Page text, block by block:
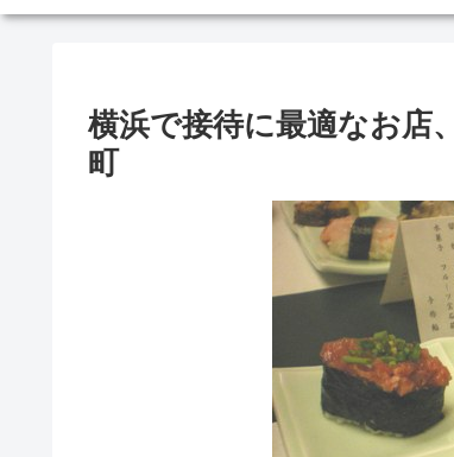
横浜で接待に最適なお店
町